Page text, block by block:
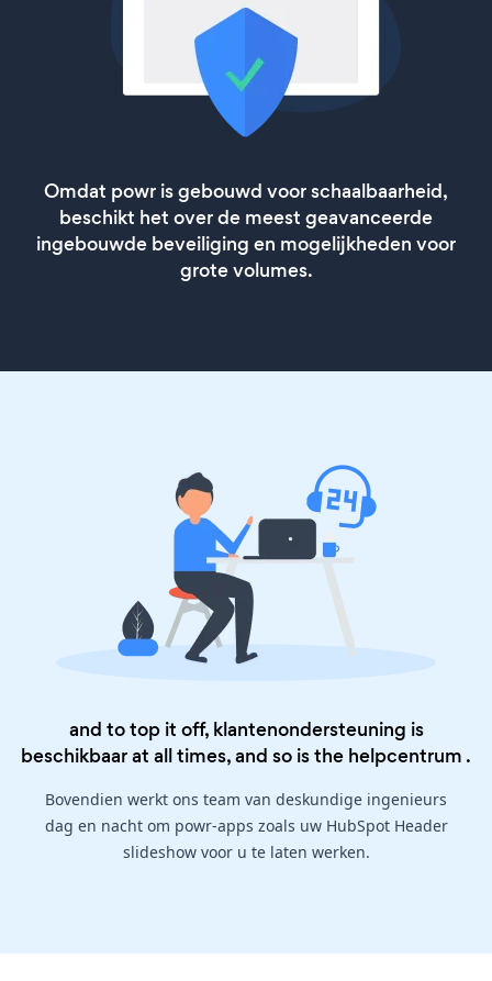
Omdat powr is gebouwd voor schaalbaarheid,
beschikt het over de meest geavanceerde
ingebouwde beveiliging en mogelijkheden voor
grote volumes.
and to top it off, klantenondersteuning is
beschikbaar at all times, and so is the helpcentrum .
Bovendien werkt ons team van deskundige ingenieurs
dag en nacht om powr-apps zoals uw HubSpot Header
slideshow voor u te laten werken.